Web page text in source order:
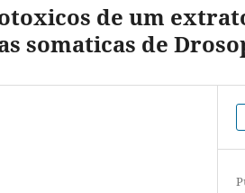
de um
somaticas de